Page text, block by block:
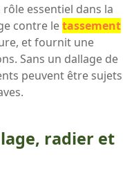
essentiel dans la
contre letassement
et fournit une
Sans un dallage de
peuvent être sujets
radier et